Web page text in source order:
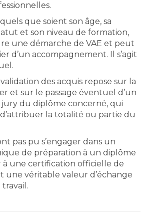
que soient son âge, sa
et son niveau de formation,
une démarche de VAE et peut
d’un accompagnement. Il s’agit
des acquis repose sur la
et sur le passage éventuel d’un
du diplôme concerné, qui
la totalité ou partie du
pas pu s’engager dans un
de préparation à un diplôme
une certification officielle de
une véritable valeur d’échange